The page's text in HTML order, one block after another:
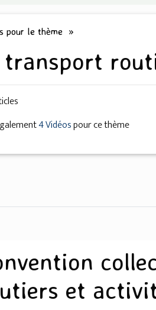
pour le thème »
transport
4 Vidéospour ce thème
et